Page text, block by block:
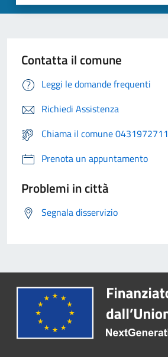
Contatta il comune
Leggi le domande frequenti
Richiedi Assistenza
Chiama il comune 0431972711
Prenota un appuntamento
Problemi in città
Segnala disservizio